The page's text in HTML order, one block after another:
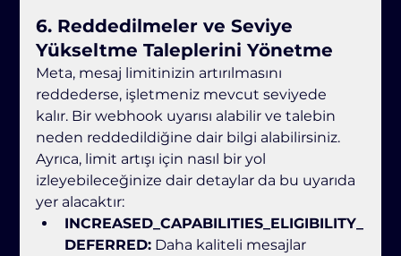
6. Reddedilmeler ve Seviye
Yükseltme Taleplerini Yönetme
Meta, mesaj limitinizin artırılmasını
reddederse, işletmeniz mevcut seviyede
kalır. Bir webhook uyarısı alabilir ve talebin
neden reddedildiğine dair bilgi alabilirsiniz.
Ayrıca, limit artışı için nasıl bir yol
izleyebileceğinize dair detaylar da bu uyarıda
yer alacaktır:
INCREASED_CAPABILITIES_ELIGIBILITY_
DEFERRED: Daha kaliteli mesajlar